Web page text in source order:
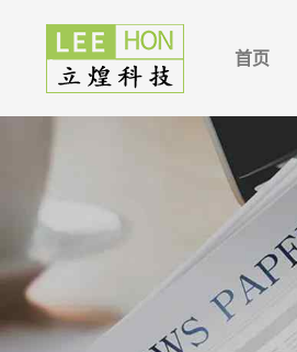
首页